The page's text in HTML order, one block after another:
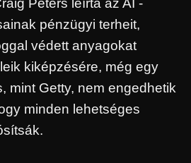
Peters leírta az AI -
pénzügyi terheit,
védett anyagokat
kiképzésére, még egy
mint Getty, nem engedhetik
minden lehetséges